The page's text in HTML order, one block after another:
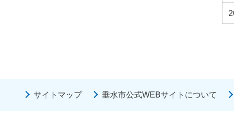
サイトマップ 垂水市公式WEBサイトについて